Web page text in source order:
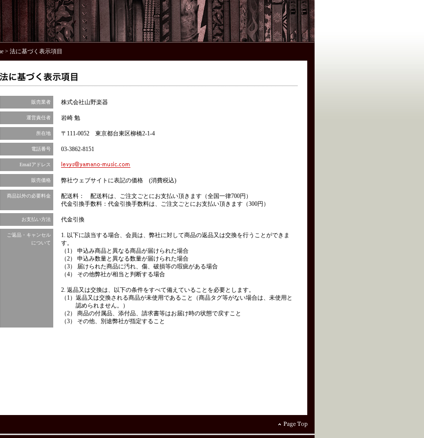
> 法に基づく表示項目
販売業者 株式会社山野楽器
運営責任者 岩崎 勉
所在地 〒111-0052 東京都台東区柳橋2-1-4
電話番号 03-3862-8151
Emailアドレス
販売価格 弊社ウェブサイトに表記の価格 (消費税込)
商品以外の必要料金
配送料： 配送料は、ご注文ごとにお支払い頂きます（全国一律700円）
代金引換手数料：代金引換手数料は、ご注文ごとにお支払い頂きます（300円）
お支払い方法 代金引換
ご返品・キャンセル
について
1. 以下に該当する場合、会員は、弊社に対して商品の返品又は交換を行うことができま
す。
（1） 申込み商品と異なる商品が届けられた場合
（2） 申込み数量と異なる数量が届けられた場合
（3） 届けられた商品に汚れ、傷、破損等の瑕疵がある場合
（4） その他弊社が相当と判断する場合
2. 返品又は交換は、以下の条件をすべて備えていることを必要とします。
（1） 返品又は交換される商品が未使用であること（商品タグ等がない場合は、未使用と
認められません。）
（2） 商品の付属品、添付品、請求書等はお届け時の状態で戻すこと
（3） その他、別途弊社が指定すること